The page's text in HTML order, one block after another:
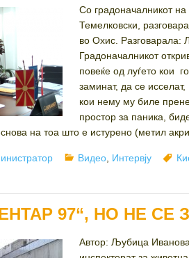
Со градоначалникот
Темелковски,
во Охис. Разговарала:
Градоначалникот
повеќе од луѓето кои
заминат, да се
кои нему му биле
простор за паника,
на тоа што е истурено (метил
Categories
Видео Интервју
97“, НО НЕ СЕ
Автор: Љубица